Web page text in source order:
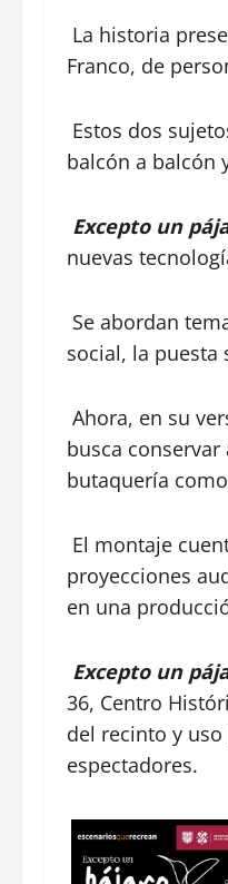
La historia
Franco, de
Estos dos
balcón a balcón
Excepto un
nuevas
Se abordan
social, la puesta
Ahora, en su
busca
butaquería
El montaje
proyecciones
en una
Excepto un
36, Centro
del recinto y
espectadores.